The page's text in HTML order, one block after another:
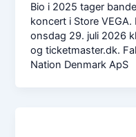
Bio i 2025 tager
koncert i Store
onsdag 29. juli 2026
og ticketmaster.dk.
Nation Denmark ApS